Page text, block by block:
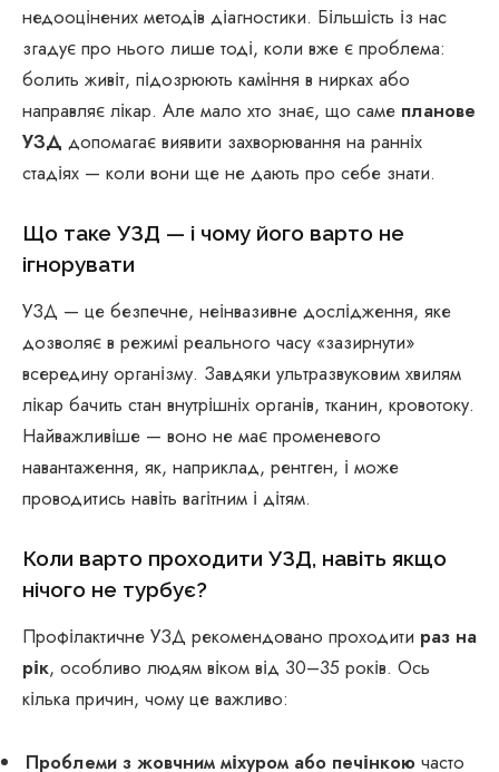
недооцінених методів діагностики. Більшість із нас
згадує про нього лише тоді, коли вже є проблема:
болить живіт, підозрюють каміння в нирках або
направляє лікар. Але мало хто знає, що саме планове
УЗД допомагає виявити захворювання на ранніх
стадіях — коли вони ще не дають про себе знати.
Що таке УЗД — і чому його варто не
ігнорувати
УЗД — це безпечне, неінвазивне дослідження, яке
дозволяє в режимі реального часу «зазирнути»
всередину організму. Завдяки ультразвуковим хвилям
лікар бачить стан внутрішніх органів, тканин, кровотоку.
Найважливіше — воно не має променевого
навантаження, як, наприклад, рентген, і може
проводитись навіть вагітним і дітям.
Коли варто проходити УЗД, навіть якщо
нічого не турбує?
Профілактичне УЗД рекомендовано проходити раз на
рік, особливо людям віком від 30–35 років. Ось
кілька причин, чому це важливо:
Проблеми з жовчним міхуром або печінкою часто